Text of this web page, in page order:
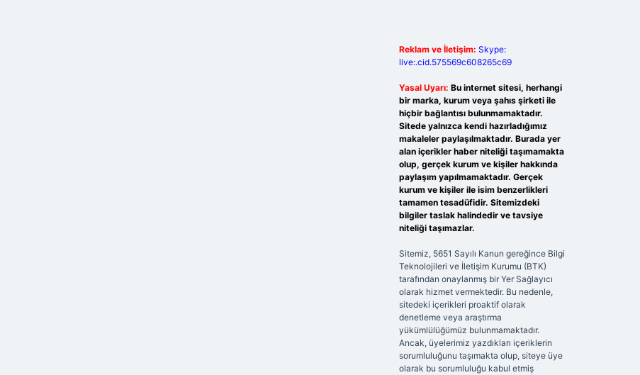
Reklam ve İletişim: Skype:
live:.cid.575569c608265c69
Yasal Uyarı: Bu internet sitesi, herhangi
bir marka, kurum veya şahıs şirketi ile
hiçbir bağlantısı bulunmamaktadır.
Sitede yalnızca kendi hazırladığımız
makaleler paylaşılmaktadır. Burada yer
alan içerikler haber niteliği taşımamakta
olup, gerçek kurum ve kişiler hakkında
paylaşım yapılmamaktadır. Gerçek
kurum ve kişiler ile isim benzerlikleri
tamamen tesadüfidir. Sitemizdeki
bilgiler taslak halindedir ve tavsiye
niteliği taşımazlar.
Sitemiz, 5651 Sayılı Kanun gereğince Bilgi
Teknolojileri ve İletişim Kurumu (BTK)
tarafından onaylanmış bir Yer Sağlayıcı
olarak hizmet vermektedir. Bu nedenle,
sitedeki içerikleri proaktif olarak
denetleme veya araştırma
yükümlülüğümüz bulunmamaktadır.
Ancak, üyelerimiz yazdıkları içeriklerin
sorumluluğunu taşımakta olup, siteye üye
olarak bu sorumluluğu kabul etmiş